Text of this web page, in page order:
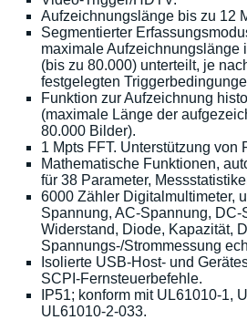
Aufzeichnungslänge bis zu 12
Segmentierter
maximale Aufzeichnungslänge
(bis zu 80.000) unterteilt, je
festgelegten
Funktion zur Aufzeichnung
(maximale Länge der
80.000 Bilder).
1 Mpts FFT. Unterstützung von
Mathematische Funktionen,
für 38 Parameter,
6000 Zähler Digitalmultimeter,
Spannung, AC-Spannung, DC-
Widerstand, Diode, Kapazität,
Spannungs-/Strommessung
Isolierte USB-Host- und
SCPI-Fernsteuerbefehle.
IP51; konform mit UL61010-1,
UL61010-2-033.